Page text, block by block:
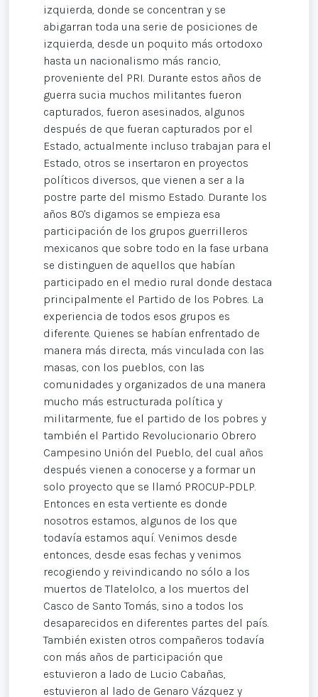
izquierda, donde se concentran y se
abigarran toda una serie de posiciones de
izquierda, desde un poquito más ortodoxo
hasta un nacionalismo más rancio,
proveniente del PRI. Durante estos años de
guerra sucia muchos militantes fueron
capturados, fueron asesinados, algunos
después de que fueran capturados por el
Estado, actualmente incluso trabajan para el
Estado, otros se insertaron en proyectos
políticos diversos, que vienen a ser a la
postre parte del mismo Estado. Durante los
años 80's digamos se empieza esa
participación de los grupos guerrilleros
mexicanos que sobre todo en la fase urbana
se distinguen de aquellos que habían
participado en el medio rural donde destaca
principalmente el Partido de los Pobres. La
experiencia de todos esos grupos es
diferente. Quienes se habían enfrentado de
manera más directa, más vinculada con las
masas, con los pueblos, con las
comunidades y organizados de una manera
mucho más estructurada política y
militarmente, fue el partido de los pobres y
también el Partido Revolucionario Obrero
Campesino Unión del Pueblo, del cual años
después vienen a conocerse y a formar un
solo proyecto que se llamó PROCUP-PDLP.
Entonces en esta vertiente es donde
nosotros estamos, algunos de los que
todavía estamos aquí. Venimos desde
entonces, desde esas fechas y venimos
recogiendo y reivindicando no sólo a los
muertos de Tlatelolco, a los muertos del
Casco de Santo Tomás, sino a todos los
desaparecidos en diferentes partes del país.
También existen otros compañeros todavía
con más años de participación que
estuvieron a lado de Lucio Cabañas,
estuvieron al lado de Genaro Vázquez y